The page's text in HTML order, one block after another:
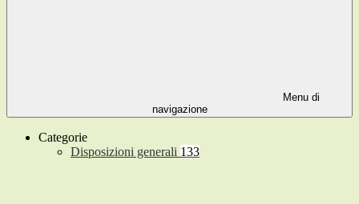
Menu di
navigazione
Categorie
Disposizioni generali 133